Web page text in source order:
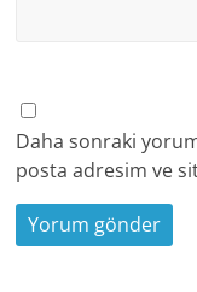
Daha sonraki
posta adresim ve